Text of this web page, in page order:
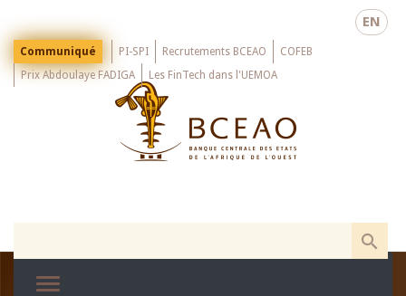
main
EN
Menu
Top
Communiqué PI-SPI Recrutements BCEAO
COFEB
Prix Abdoulaye FADIGA
Les FinTech dans l'UEMOA